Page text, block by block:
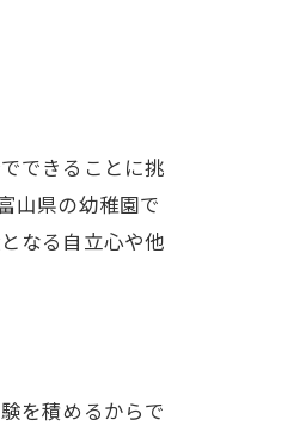
できることに挑
山県の幼稚園で
なる自立心や他
を積めるからで